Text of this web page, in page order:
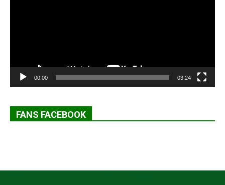
00:00 03:24
FANS FACEBOOK